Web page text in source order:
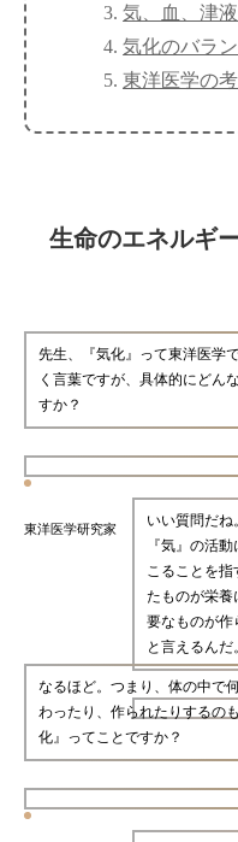
気、血、津
気化のバラ
東洋医学の
生命のエネルギ
先生、『気化』って東洋医学
く言葉ですが、具体的にどん
すか？
東洋医学研究家
いい質問だ
『気』の活
こることを
たものが栄養
要なものが作
と言えるんだ
なるほど。つまり、体の中で
わったり、作られたりするの
化』ってことですか？